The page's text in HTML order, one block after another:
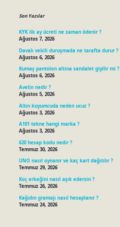
Son Yazılar
KYK ilk ay ücreti ne zaman ödenir ?
Ağustos 7, 2026
Davalı vekili duruşmada ne tarafta durur ?
Ağustos 6, 2026
Kumaş pantolon altına sandalet giyilir mi ?
Ağustos 6, 2026
Avelin nedir ?
Ağustos 5, 2026
Altın kuyumcuda neden ucuz ?
Ağustos 3, 2026
A101 tekne hangi marka ?
Ağustos 3, 2026
620 hesap kodu nedir ?
Temmuz 30, 2026
UNO nasıl oynanır ve kaç kart dağıtılır ?
Temmuz 29, 2026
Koç erkeğini nasıl aşık edersin ?
Temmuz 26, 2026
Kağıdın gramajı nasıl hesaplanır ?
Temmuz 24, 2026